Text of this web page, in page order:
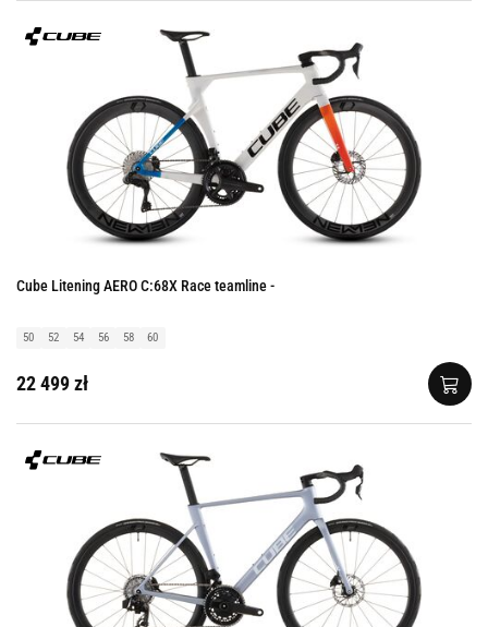
Cube Litening AERO C:68X Race teamline -
50 52 54 56 58 60
22 499 zł